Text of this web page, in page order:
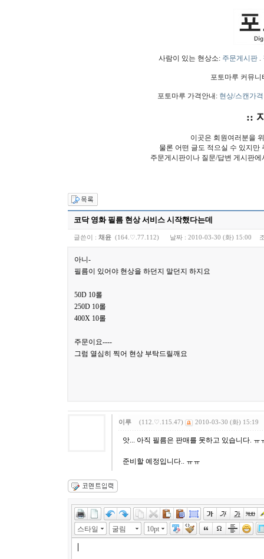
사람이 있는 현상소: 주문게시판.
포토마루 커뮤
포토마루 가격안내: 현상/스캔가격
::
이곳은 회원여러분을
물론 어떤 글도 적으실 수 있지만
주문게시판이나 질문/답변 게시판
코닥 영화 필름 현상 서비스 시작했다는데
글쓴이 : 채윤 (164.♡.77.112) 날짜 : 2010-03-30 (화) 15:00
아니-
필름이 있어야 현상을 하던지 말던지 하지요
50D 10롤
250D 10롤
400X 10롤
주문이요----
그럼 열심히 찍어 현상 부탁드릴깨요
이루 (112.♡.115.47) 2010-03-30 (화) 15:19
앗... 아직 필름은 판매를 못하고 있습니다. ㅠ
준비할 예정입니다.. ㅠㅠ
스타일 굴림 10pt